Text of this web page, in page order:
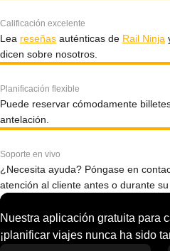
Calificación excelente
Lea reseñas auténticas de Rail Ninja
dicen sobre nosotros.
Planificación flexible
Puede reservar cómodamente
antelación.
Soporte en vivo
¿Necesita ayuda? Póngase en
atención al cliente antes o durante su
Nuestra aplicación gratuita para
¡planificar viajes nunca ha sido